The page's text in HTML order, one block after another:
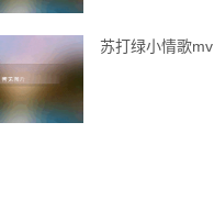
苏打绿小情歌mv